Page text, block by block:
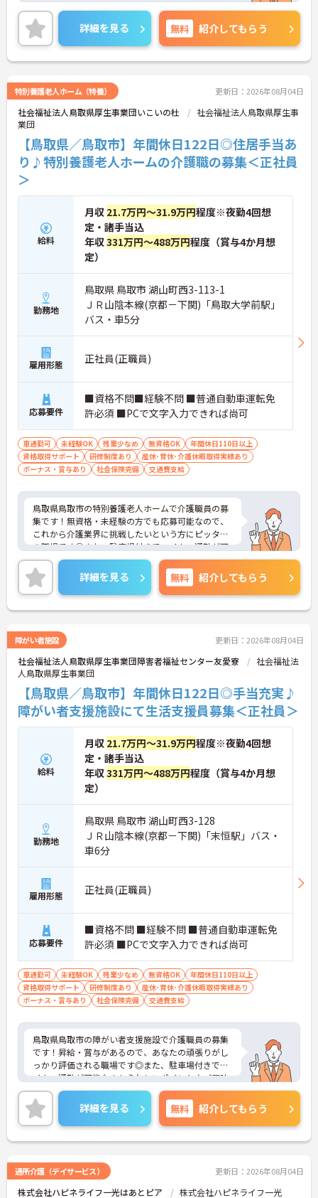
残業は月平均7時間ですので、勤務終了後の予定も
立てやすいです。
ご興味のある方には、面接対策ポイントなど、さら
に詳細をお話しいたしますのでお気軽にご相談くだ
さい！
詳細を見る 無料 紹介してもらう
特別養護老人ホーム（特養） 更新日：2026年08月04日
社会福祉法人鳥取県厚生事業団いこいの杜
社会福祉法人鳥取県厚生事
業団
【鳥取県／鳥取市】年間休日122日◎住居手当あ
り♪特別養護老人ホームの介護職の募集＜正社員
＞
給料
月収 21.7万円～31.9万円程度※夜勤4回想
定・諸手当込
年収331万円～488万円程度（賞与4か月想
定）
勤務地
鳥取県 鳥取市 湖山町西3-113-1
ＪＲ山陰本線(京都－下関)「鳥取大学前駅」
バス・車5分
雇用形態 正社員(正職員)
応募要件
■資格不問■経験不問 ■普通自動車運転免
許必須 ■PCで文字入力できれば尚可
車通勤可 未経験OK 残業少なめ 無資格OK
年間休日110日以上
資格取得サポート
研修制度あり
産休･育休･介護休暇取得実績あり
ボーナス・賞与あり
社会保険完備 交通費支給
鳥取県鳥取市の特別養護老人ホームで介護職員の募
集です！無資格・未経験の方でも応募可能なので、
これから介護業界に挑戦したいという方にピッタリ
の職場です◎また、駐車場付きでマイカー通勤が可
能なのもうれしいポイント♪ご興味のある方は、面
接ポイントをお伝えしますので、お気軽にご連絡く
ださい。
詳細を見る 無料 紹介してもらう
障がい者施設 更新日：2026年08月04日
社会福祉法人鳥取県厚生事業団障害者福祉センター友愛寮
社会福祉法
人鳥取県厚生事業団
【鳥取県／鳥取市】年間休日122日◎手当充実♪
障がい者支援施設にて生活支援員募集＜正社員＞
給料
月収 21.7万円～31.9万円程度※夜勤4回想
定・諸手当込
年収331万円～488万円程度（賞与4か月想
定）
勤務地
鳥取県 鳥取市 湖山町西3-128
ＪＲ山陰本線(京都－下関)「末恒駅」バス・
車6分
雇用形態 正社員(正職員)
応募要件
■資格不問 ■経験不問 ■普通自動車運転免
許必須 ■PCで文字入力できれば尚可
車通勤可 未経験OK 残業少なめ 無資格OK
年間休日110日以上
資格取得サポート
研修制度あり
産休･育休･介護休暇取得実績あり
ボーナス・賞与あり
社会保険完備 交通費支給
鳥取県鳥取市の障がい者支援施設で介護職員の募集
です！昇給・賞与があるので、あなたの頑張りがし
っかり評価される職場です◎また、駐車場付きでマ
イカー通勤が可能なのもうれしいポイント♪ご興味
のある方は、面接ポイントをお伝えしますので、お
気軽にご連絡ください。
詳細を見る 無料 紹介してもらう
通所介護（デイサービス） 更新日：2026年08月04日
株式会社ハピネライフ一光はあとピア 株式会社ハピネライフ一光